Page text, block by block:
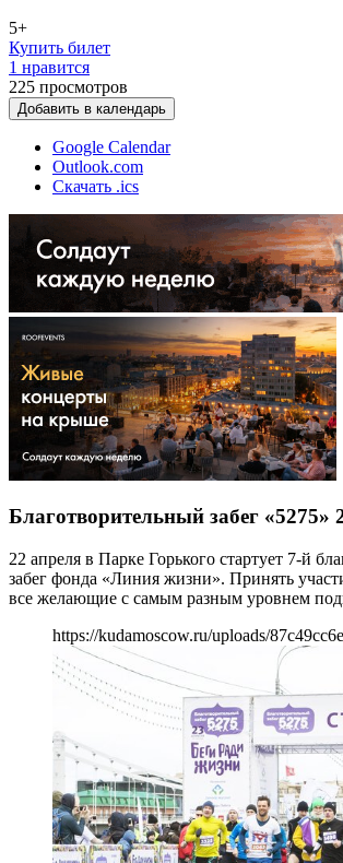
5+
Купить билет
1 нравится
225 просмотров
Добавить в календарь
Google Calendar
Outlook.com
Скачать .ics
Благотворительный забег «5275»
22 апреля в Парке Горького стартует 7-й
забег фонда «Линия жизни». Принять
все желающие с самым разным уровнем
https://kudamoscow.ru/uploads/